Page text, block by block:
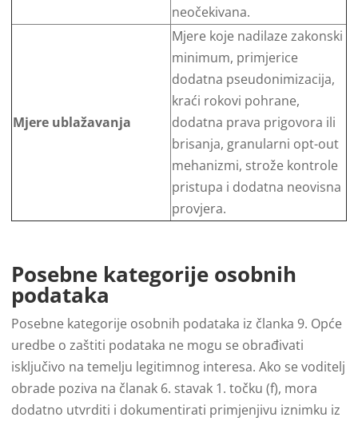
neočekivana.
Mjere ublažavanja
Mjere koje nadilaze zakonski
minimum, primjerice
dodatna pseudonimizacija,
kraći rokovi pohrane,
dodatna prava prigovora ili
brisanja, granularni opt-out
mehanizmi, strože kontrole
pristupa i dodatna neovisna
provjera.
Posebne kategorije osobnih
podataka
Posebne kategorije osobnih podataka iz članka 9. Opće
uredbe o zaštiti podataka ne mogu se obrađivati
isključivo na temelju legitimnog interesa. Ako se voditelj
obrade poziva na članak 6. stavak 1. točku (f), mora
dodatno utvrditi i dokumentirati primjenjivu iznimku iz